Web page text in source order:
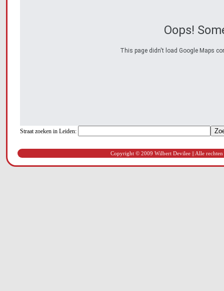
Oops!
This page didn't load Google Maps
Straat zoeken in Leiden:
Copyright © 2009 Wilbert Devilee || Alle